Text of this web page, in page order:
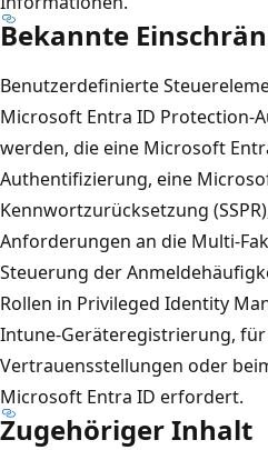
Bekannte
Benutzerdefinierte
Microsoft Entra ID Protection-
werden, die eine Microsoft
Authentifizierung, eine
Kennwortzurücksetzung
Anforderungen an die Multi-
Steuerung der
Rollen in Privileged Identity
Intune-Geräteregistrierung,
Vertrauensstellungen oder
Microsoft Entra ID erfordert.
Zugehöriger Inhalt